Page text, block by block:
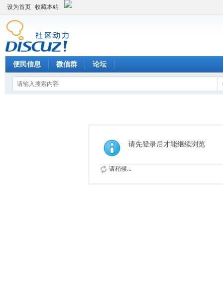
设为首页 收藏本站
便民信息 微信群 论坛
请先登录后才能继续浏览
请稍候...